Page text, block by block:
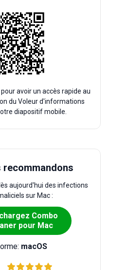
avoir un accès rapide au
du Voleur d'informations
diapositif mobile.
recommandons
aujourd'hui des infections
sur Mac :
Combo
pour Mac
macOS